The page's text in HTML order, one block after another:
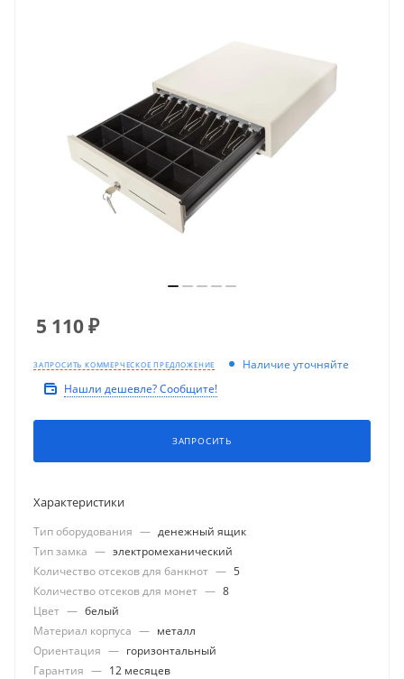
5 110₽
ЗАПРОСИТЬ КОММЕРЧЕСКОЕ ПРЕДЛОЖЕНИЕ
Наличие уточняйте
Нашли дешевле? Сообщите!
ЗАПРОСИТЬ
Характеристики
Тип оборудования — денежный ящик
Тип замка — электромеханический
Количество отсеков для банкнот — 5
Количество отсеков для монет — 8
Цвет — белый
Материал корпуса — металл
Ориентация — горизонтальный
Гарантия — 12 месяцев